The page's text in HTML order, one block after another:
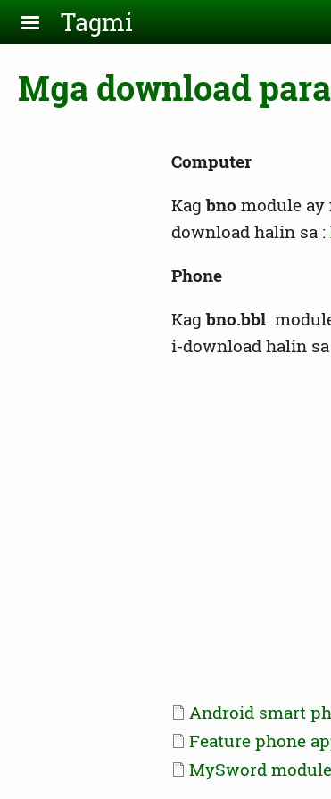
Skip to main content
Tagmi
Mga download
Computer
Kagbno module ay
download halin sa :
Phone
Kagbno.bbl
i-download halin
Document
Android smart
Document
Feature phone
Document
MySword